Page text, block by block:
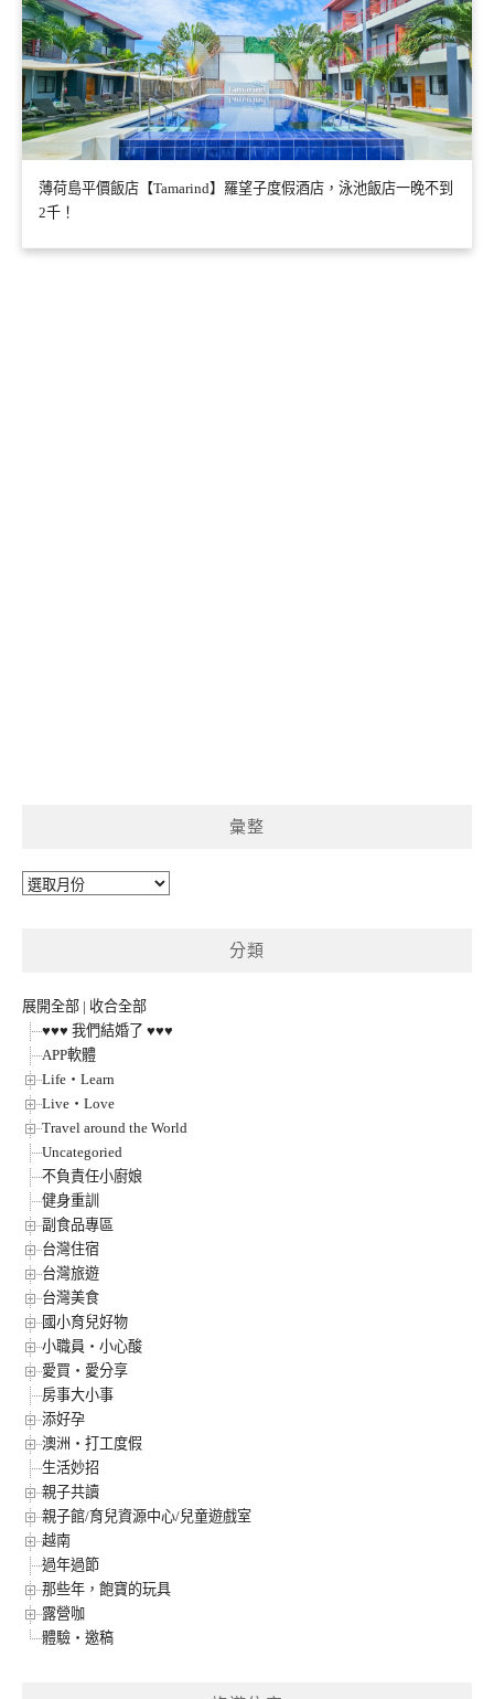
薄荷島平價飯店【Tamarind】羅望子度假酒店，泳池飯店一晚不到
2千！
彙整
彙
分類
展開全部 | 收合全部
♥♥♥ 我們結婚了 ♥♥♥
APP軟體
Life‧Learn
Live‧Love
Travel around the World
Uncategoried
不負責任小廚娘
健身重訓
副食品專區
台灣住宿
台灣旅遊
台灣美食
國小育兒好物
小職員‧小心酸
愛買‧愛分享
房事大小事
添好孕
澳洲‧打工度假
生活妙招
親子共讀
親子館/育兒資源中心/兒童遊戲室
越南
過年過節
那些年，飽寶的玩具
露營咖
體驗‧邀稿